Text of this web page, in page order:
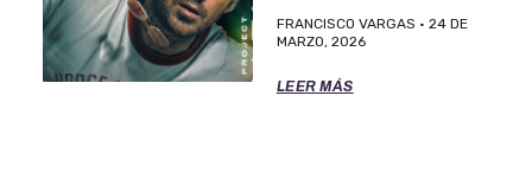
FRANCISCO VARGAS
24 DE
MARZO, 2026
LEER MÁS